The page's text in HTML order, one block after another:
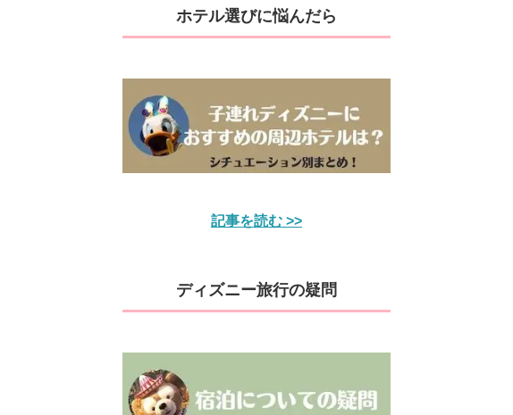
ホテル選びに悩んだら
記事を読む >>
ディズニー旅行の疑問